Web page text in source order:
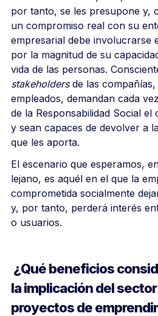
por tanto, se les presupone y,
un compromiso real con su
empresarial debe involucrarse
por la magnitud de su
vida de las personas.
stakeholders de las
empleados, demandan cada
de la Responsabilidad Social
y sean capaces de devolver a
que les aporta.
El escenario que esperamos,
lejano, es aquél en el que la
comprometida socialmente
y, por tanto, perderá interés
o usuarios.
¿Qué beneficios
la implicación del
proyectos de